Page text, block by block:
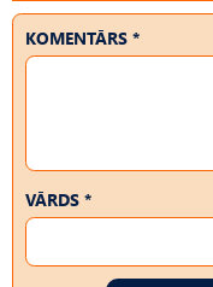
KOMENTĀRS *
VĀRDS *